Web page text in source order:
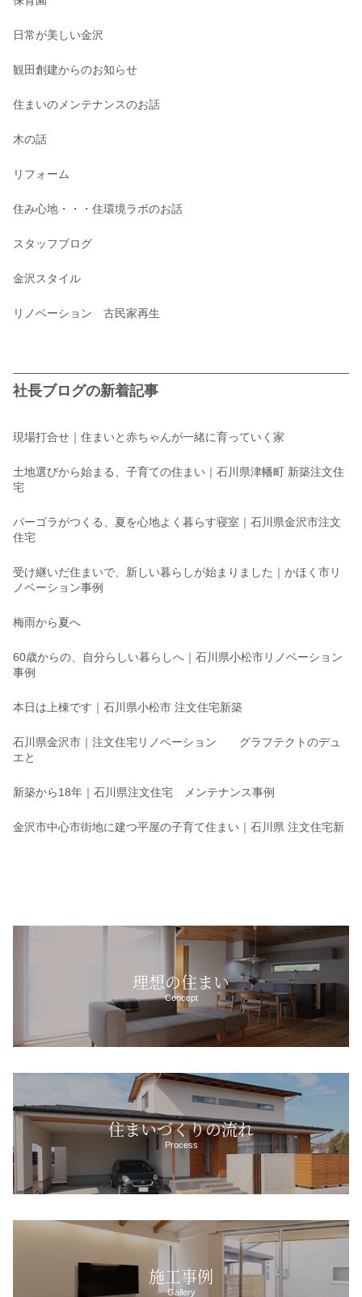
日常が美しい金沢
観田創建からのお知らせ
住まいのメンテナンスのお話
木の話
リフォーム
住み心地・・・住環境ラボのお話
スタッフブログ
金沢スタイル
リノベーション 古民家再生
社長ブログの新着記事
現場打合せ｜住まいと赤ちゃんが一緒に育っていく家
土地選びから始まる、子育ての住まい｜石川県津幡町 新築注文住
宅
パーゴラがつくる、夏を心地よく暮らす寝室｜石川県金沢市注文
住宅
受け継いだ住まいで、新しい暮らしが始まりました｜かほく市リ
ノベーション事例
梅雨から夏へ
60歳からの、自分らしい暮らしへ｜石川県小松市リノベーション
事例
本日は上棟です｜石川県小松市 注文住宅新築
石川県金沢市｜注文住宅リノベーション グラフテクトのデュ
エと
新築から18年｜石川県注文住宅 メンテナンス事例
金沢市中心市街地に建つ平屋の子育て住まい｜石川県 注文住宅新
理想の住まい
Concept
住まいづくりの流れ
Process
施工事例
Gallery